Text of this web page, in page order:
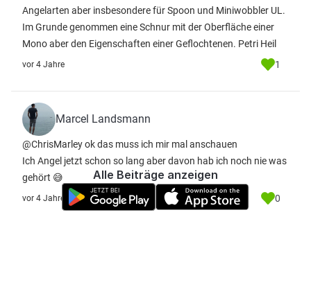
Angelarten aber insbesondere für Spoon und Miniwobbler UL.
Im Grunde genommen eine Schnur mit der Oberfläche einer
Mono aber den Eigenschaften einer Geflochtenen. Petri Heil
vor 4 Jahre 1
Marcel Landsmann
@ChrisMarley ok das muss ich mir mal anschauen
Ich Angel jetzt schon so lang aber davon hab ich noch nie was
gehört 😅
vor 4 Jahre 0
Alle Beiträge anzeigen